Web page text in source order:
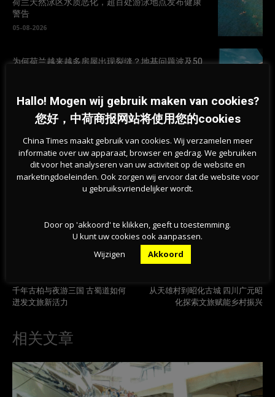
警告
05-08-2026
为何荷兰越来越多房屋出现裂缝？地基问题波及50
新版欧元纸币10款候选设计方案公布，欧洲央行邀
千年古柏与夜游三国 古蜀道如何
迸发文旅新活力
从天雄村到昭化古城 四川广元昭
化探索文旅赋能乡村振兴
相关文章
Hallo! Mogen wij gebruik maken van cookies?
您好，中荷商报网站将使用您的cookies
China Times maakt gebruik van cookies. Wij verzamelen meer
informatie over uw apparaat, browser en gedrag. We gebruiken
dit voor het analyseren van uw activiteit op de website en
marketingdoeleinden. Ook zorgen wij ervoor dat de website voor
u gebruiksvriendelijker wordt.
Door op 'akkoord' te klikken, geeft u toestemming.
U kunt uw cookies ook aanpassen.
Wijzigen
Akkoord